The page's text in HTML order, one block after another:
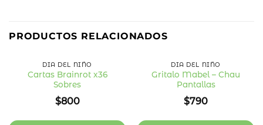
PRODUCTOS RELACIONADOS
DÍA DEL NIÑO
Cartas Brainrot x36
Sobres
$800
DÍA DEL NIÑO
Gritalo Mabel – Chau
Pantallas
$790